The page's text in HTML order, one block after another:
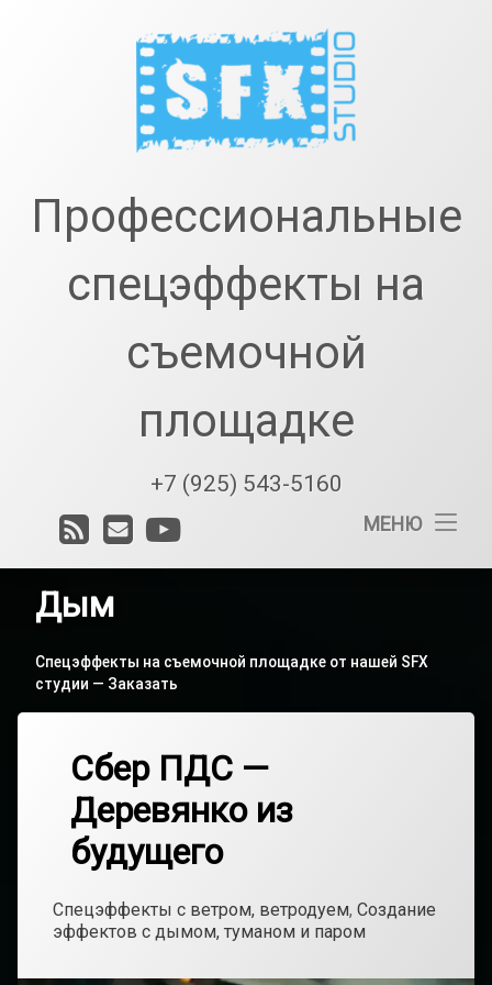
Профессиональные
спецэффекты на
съемочной
площадке
+7 (925) 543-5160
RSSE-
mail
МЕНЮ
и
с
эффектов
с
и
Дым
Спецэффекты на съемочной площадке от нашей SFX
студии — Заказать
Сбер ПДС —
Деревянко из
будущего
Рубрики:
Спецэффекты с ветром, ветродуем, Создание
эффектов с дымом, туманом и паром
съемочной
площадке